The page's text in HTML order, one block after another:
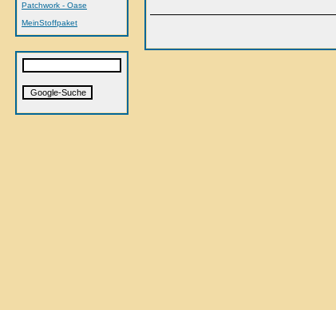
Patchwork - Oase
MeinStoffpaket